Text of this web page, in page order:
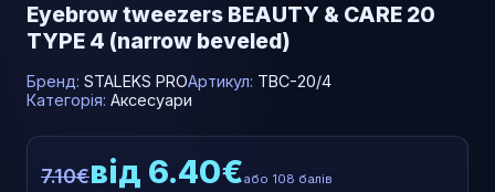
Eyebrow tweezers BEAUTY & CARE 20
TYPE 4 (narrow beveled)
Бренд: STALEKS PROАртикул: TBC-20/4
Категорія: Аксесуари
7.10€від 6.40€або 108 балів